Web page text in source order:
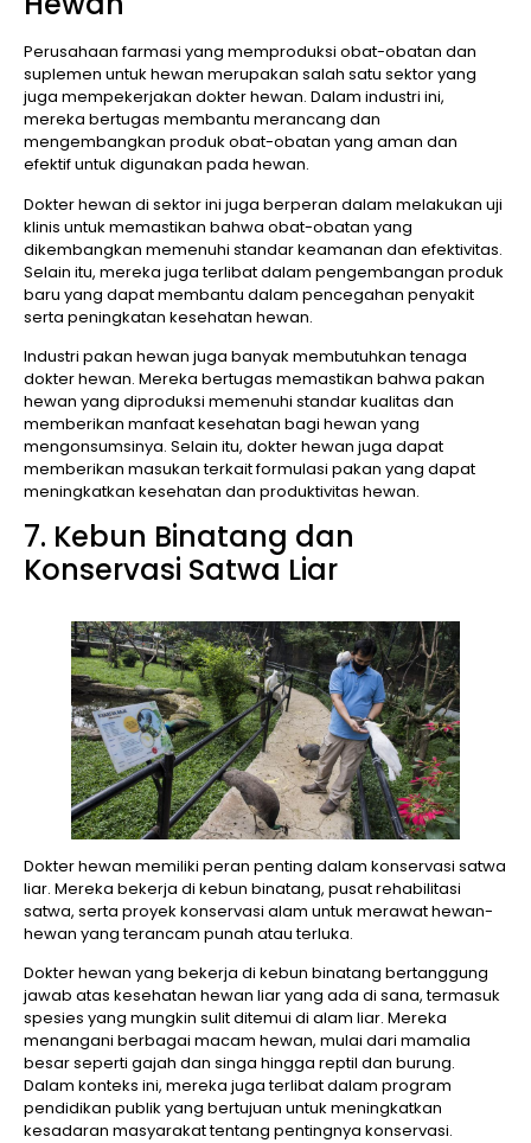
Perusahaan farmasi yang memproduksi obat-obatan dan
suplemen untuk hewan merupakan salah satu sektor yang
juga mempekerjakan dokter hewan. Dalam industri ini,
mereka bertugas membantu merancang dan
mengembangkan produk obat-obatan yang aman dan
efektif untuk digunakan pada hewan.
Dokter hewan di sektor ini juga berperan dalam melakukan uji
klinis untuk memastikan bahwa obat-obatan yang
dikembangkan memenuhi standar keamanan dan efektivitas.
Selain itu, mereka juga terlibat dalam pengembangan produk
baru yang dapat membantu dalam pencegahan penyakit
serta peningkatan kesehatan hewan.
Industri pakan hewan juga banyak membutuhkan tenaga
dokter hewan. Mereka bertugas memastikan bahwa pakan
hewan yang diproduksi memenuhi standar kualitas dan
memberikan manfaat kesehatan bagi hewan yang
mengonsumsinya. Selain itu, dokter hewan juga dapat
memberikan masukan terkait formulasi pakan yang dapat
meningkatkan kesehatan dan produktivitas hewan.
7. Kebun Binatang dan
Konservasi Satwa Liar
Dokter hewan memiliki peran penting dalam konservasi satwa
liar. Mereka bekerja di kebun binatang, pusat rehabilitasi
satwa, serta proyek konservasi alam untuk merawat hewan-
hewan yang terancam punah atau terluka.
Dokter hewan yang bekerja di kebun binatang bertanggung
jawab atas kesehatan hewan liar yang ada di sana, termasuk
spesies yang mungkin sulit ditemui di alam liar. Mereka
menangani berbagai macam hewan, mulai dari mamalia
besar seperti gajah dan singa hingga reptil dan burung.
Dalam konteks ini, mereka juga terlibat dalam program
pendidikan publik yang bertujuan untuk meningkatkan
kesadaran masyarakat tentang pentingnya konservasi.